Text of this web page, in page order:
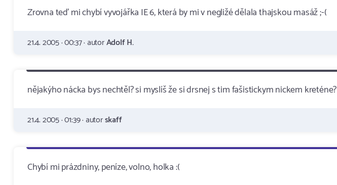
Zrovna teď mi chybí vyvojářka IE 6, která by mi v negližé dělala thajskou masáž ;-(
21.4. 2005 · 00:37 · autorAdolf H.
nějakýho nácka bys nechtěl? si myslíš že si drsnej s tim fašistickym nickem kreténe?
21.4. 2005 · 01:39 · autorskaff
Chybí mi prázdniny, peníze, volno, holka :(